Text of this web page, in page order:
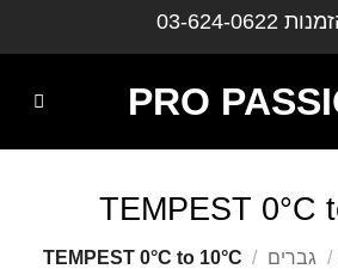
03-624-0622
TEMPEST 0°C
/ גברים /